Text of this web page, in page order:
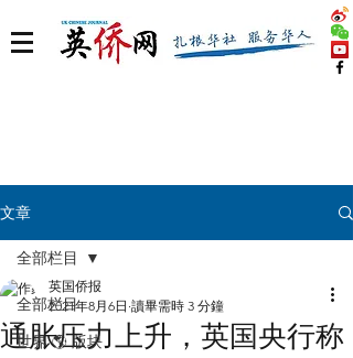
文章
全部栏目
世界 🌎 版块
全部栏目
通胀压力上升，英国央行称
英国侨报
2021年8月6日 讀畢需時 3 分鐘